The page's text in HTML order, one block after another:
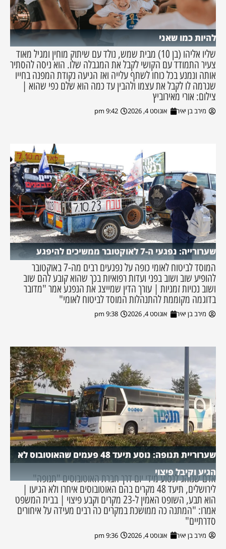
להיות כמו שאני
שליו אליהו (בן 10) מבית שמש, נולד עם שיתוק מוחין ומגיל מאוד
צעיר התמודד עם הקושי לקבל את המגבלה שלו. הוא ניסה להסתיר
אותה ונמנע בכל כוחו לשתף עלייה ואז הגיעה נקודת המפנה בחייו
שגרמה לו לקבל את עצמו ולהבין עד כמה הוא שלם כפי שהוא |
צילום: אורי מאירוביץ
מירב בן יאיר אוגוסט 4, 2026 9:42 pm
שערורייה: נפגעי ה-7 לאוקטובר ממשיכים להיפגע
המוסד לביטוח לאומי כופה על נפגעים רבים מה-7 באוקטובר
להופיע שוב ושוב בפני ועדות רפואיות בכך שהוא קובע להם שוב
ושוב נכויות זמניות | עורך הדין שמייצג את הנפגע אמר "מדובר
בדוגמה מקוממת להתנהלות המוסד לביטוח לאומי"
מירב בן יאיר אוגוסט 4, 2026 9:38 pm
שערוריית תנופה: נוסע תיעד 48 פעמים שהאוטובוס לא
הגיע וקיבל פיצוי
אדם שנוהג לנסוע מידי יום דרך חברת האוטובוסים "תנופה"
לירושלים, תיעד 48 מקרים בהם האוטובוסים איחרו ולא הגיעו |
הוא תבע, השופט האמין ל-23 מקרים וקבע פיצוי | בבית המשפט
אמרו: "המתנה כה ממושכת במקרים כה רבים מעידה על איחורים
סדרתיים"
מירב בן יאיר אוגוסט 4, 2026 9:36 pm